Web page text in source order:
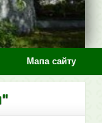
Мапа сайту